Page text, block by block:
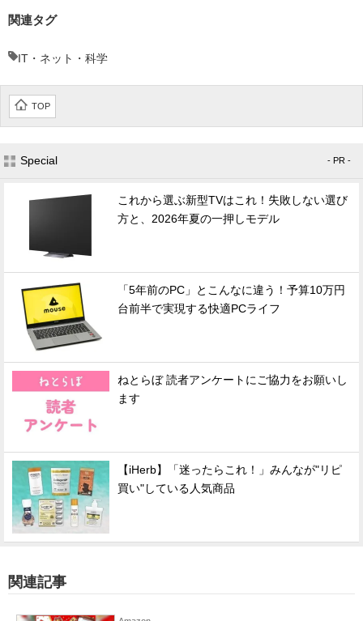
関連タグ
IT・ネット・科学
TOP
Special - PR -
これから選ぶ新型TVはこれ！失敗しない選び
方と、2026年夏の一押しモデル
「5年前のPC」とこんなに違う！予算10万円
台前半で実現する快適PCライフ
ねとらぼ 読者アンケートにご協力をお願いし
ます
【iHerb】「迷ったらこれ！」みんなが"リピ
買い"している人気商品
関連記事